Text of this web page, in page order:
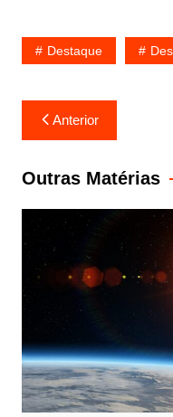
Destaque
Navegação
de
Post
Anterior
Outras Matérias